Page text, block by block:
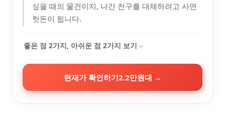
싶을 때의 물건이지, 나간 전구를 대체하려고 사면
헛돈이 됩니다.
좋은 점 2가지, 아쉬운 점 2가지 보기
현재가 확인하기2.2만원대 →